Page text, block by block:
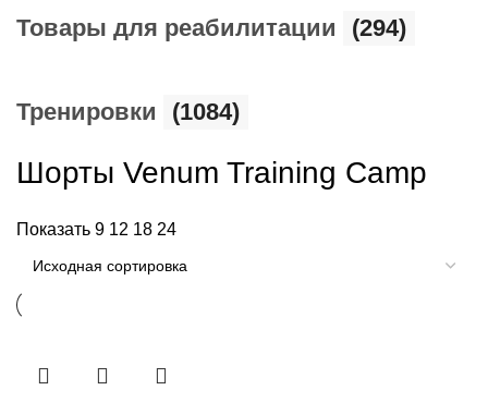
Товары для реабилитации (294)
Тренировки (1084)
Шорты Venum Training Camp
Показать 9 12 18 24